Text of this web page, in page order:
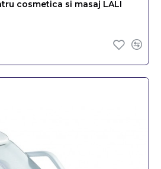
cosmetica si masaj LALI